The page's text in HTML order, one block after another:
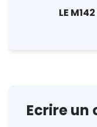
LE
Ecrire